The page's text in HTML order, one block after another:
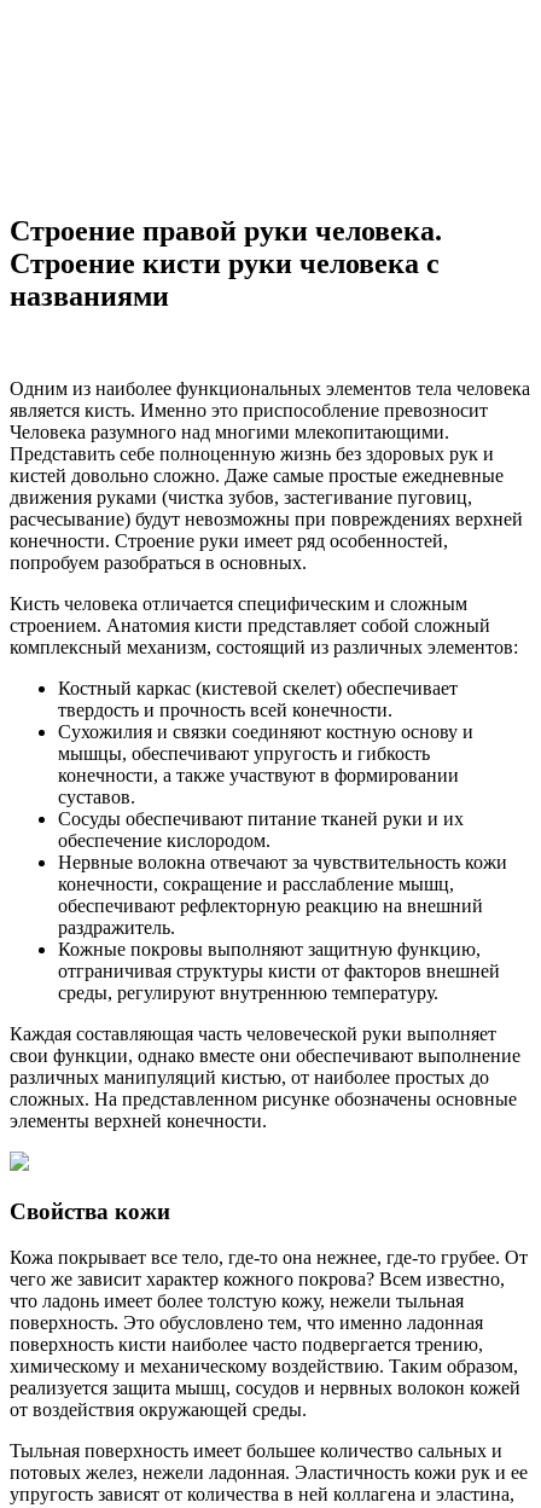
Строение правой руки человека.
Строение кисти руки человека с
названиями
Одним из наиболее функциональных элементов тела человека
является кисть. Именно это приспособление превозносит
Человека разумного над многими млекопитающими.
Представить себе полноценную жизнь без здоровых рук и
кистей довольно сложно. Даже самые простые ежедневные
движения руками (чистка зубов, застегивание пуговиц,
расчесывание) будут невозможны при повреждениях верхней
конечности. Строение руки имеет ряд особенностей,
попробуем разобраться в основных.
Кисть человека отличается специфическим и сложным
строением. Анатомия кисти представляет собой сложный
комплексный механизм, состоящий из различных элементов:
Костный каркас (кистевой скелет) обеспечивает
твердость и прочность всей конечности.
Сухожилия и связки соединяют костную основу и
мышцы, обеспечивают упругость и гибкость
конечности, а также участвуют в формировании
суставов.
Сосуды обеспечивают питание тканей руки и их
обеспечение кислородом.
Нервные волокна отвечают за чувствительность кожи
конечности, сокращение и расслабление мышц,
обеспечивают рефлекторную реакцию на внешний
раздражитель.
Кожные покровы выполняют защитную функцию,
отграничивая структуры кисти от факторов внешней
среды, регулируют внутреннюю температуру.
Каждая составляющая часть человеческой руки выполняет
свои функции, однако вместе они обеспечивают выполнение
различных манипуляций кистью, от наиболее простых до
сложных. На представленном рисунке обозначены основные
элементы верхней конечности.
Свойства кожи
Кожа покрывает все тело, где-то она нежнее, где-то грубее. От
чего же зависит характер кожного покрова? Всем известно,
что ладонь имеет более толстую кожу, нежели тыльная
поверхность. Это обусловлено тем, что именно ладонная
поверхность кисти наиболее часто подвергается трению,
химическому и механическому воздействию. Таким образом,
реализуется защита мышц, сосудов и нервных волокон кожей
от воздействия окружающей среды.
Тыльная поверхность имеет большее количество сальных и
потовых желез, нежели ладонная. Эластичность кожи рук и ее
упругость зависят от количества в ней коллагена и эластина,